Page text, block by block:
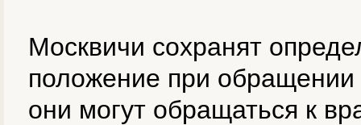
Москвичи сохранят
положение при
они могут обращаться к